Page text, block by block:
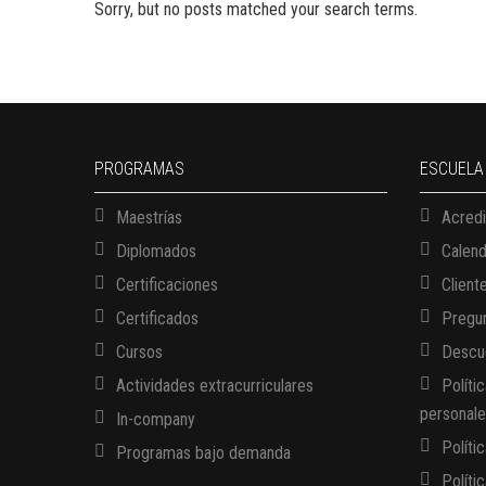
Sorry, but no posts matched your search terms.
PROGRAMAS
Maestrías
Diplomados
Certificaciones
Certificados
Cursos
Actividades extracurriculares
In-company
Programas bajo demanda